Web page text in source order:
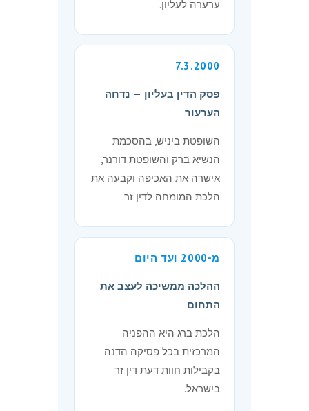
ערערה לעליון.
7.3.2000
פסק הדין בעליון — נדחה
הערעור
השופטת ביניש, בהסכמת
הנשיא ברק והשופטת דורנר,
אישרה את האכיפה וקבעה את
הלכת המומחה לדין זר.
מ-2000 ועד היום
ההלכה ממשיכה לעצב את
התחום
הלכת ברג היא ההפניה
המרכזית בכל פסיקה הדנה
בקבילות חוות דעת דין זר
בישראל.